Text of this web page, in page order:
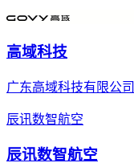
高域科技
广东高域科技有限公
辰讯数智航空
辰讯数智航空